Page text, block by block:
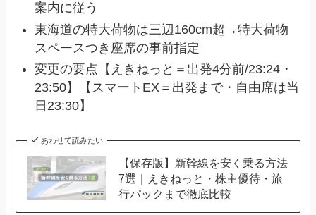
案内に従う
東海道の特大荷物は三辺160cm超→特大荷物
スペースつき座席の事前指定
変更の要点【えきねっと＝出発4分前/23:24・
23:50】【スマートEX＝出発まで・自由席は当
日23:30】
あわせて読みたい
【保存版】新幹線を安く乗る方法
7選｜えきねっと・株主優待・旅
行パックまで徹底比較